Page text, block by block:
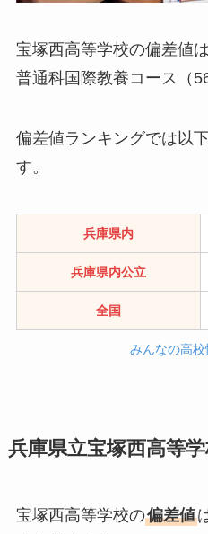
宝塚西高等学校の偏差値は
普通科国際教養コース（
偏差値ランキングでは以
す。
兵庫県内
兵庫県内公立
全国
みんなの高校
兵庫県立宝塚西高等
宝塚西高等学校の偏差値